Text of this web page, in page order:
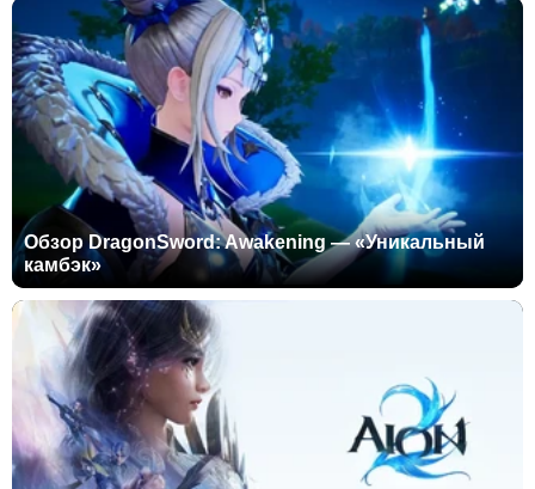
Обзор DragonSword: Awakening — «Уникальный
камбэк»